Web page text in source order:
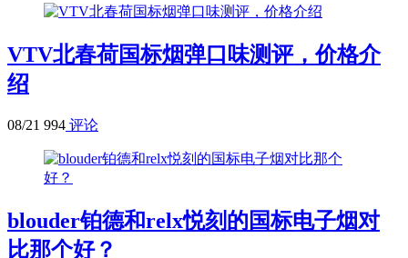
VTV北春荷国标烟弹口味测评，价格介
绍
08/21 994 评论
blouder铂德和relx悦刻的国标电子烟对
比那个好？